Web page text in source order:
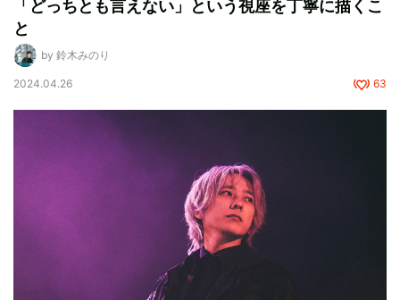
「どっちとも言えない」という視座を丁寧に描くこ
と
by 鈴木みのり
2024.04.26 63